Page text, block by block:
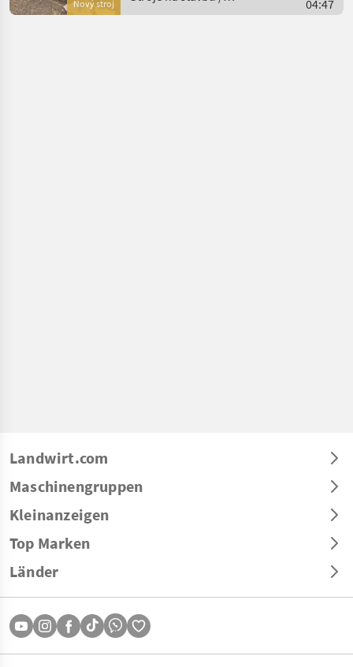
Nový stroj
Fliegl
04:47
Landwirt.com
Maschinengruppen
Kleinanzeigen
Top Marken
Länder